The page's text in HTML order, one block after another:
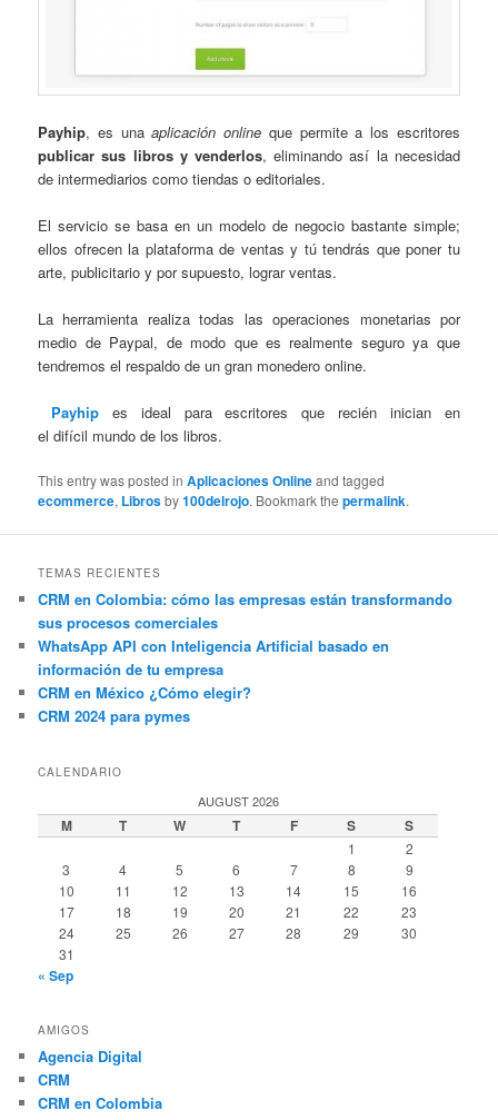
Payhip, es unaaplicación online que permite a los escritores
publicar sus libros y venderlos, eliminando así la necesidad
de intermediarios como tiendas o editoriales.
El servicio se basa en un modelo de negocio bastante simple;
ellos ofrecen la plataforma de ventas y tú tendrás que poner tu
arte, publicitario y por supuesto, lograr ventas.
La herramienta realiza todas las operaciones monetarias por
medio de Paypal, de modo que es realmente seguro ya que
tendremos el respaldo de un gran monedero online.
Payhip
es ideal para escritores que recién inician en
el difícil mundo de los libros.
This entry was posted inAplicaciones Onlineand tagged
ecommerce, Librosby100delrojo. Bookmark thepermalink.
TEMAS RECIENTES
CRM en Colombia: cómo las empresas están transformando
sus procesos comerciales
WhatsApp API con Inteligencia Artificial basado en
información de tu empresa
CRM en México ¿Cómo elegir?
CRM 2024 para pymes
CALENDARIO
AUGUST 2026
M T W T F S S
1
2
3
4 5 6 7 8
9
10
11 12 13 14 15
16
17
18 19 20 21 22
23
24
25 26 27 28 29
30
31
« Sep
AMIGOS
Agencia Digital
CRM
CRM en Colombia